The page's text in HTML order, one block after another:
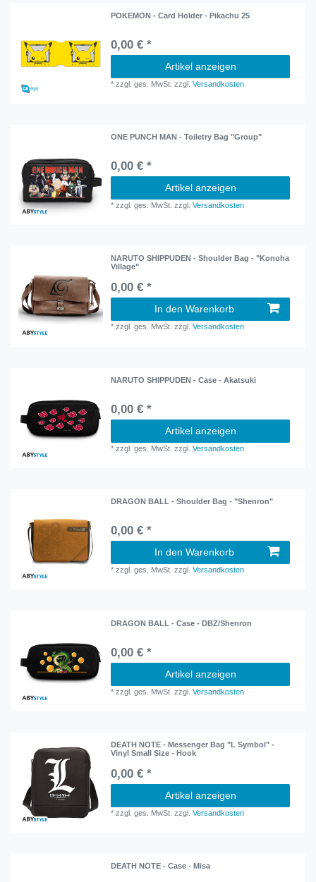
POKEMON - Card Holder - Pikachu 25
0,00 € *
Artikel anzeigen
*zzgl. ges. MwSt. zzgl.Versandkosten
ONE PUNCH MAN - Toiletry Bag "Group"
0,00 € *
Artikel anzeigen
*zzgl. ges. MwSt. zzgl.Versandkosten
NARUTO SHIPPUDEN - Shoulder Bag - "Konoha
Village"
0,00 € *
In den Warenkorb
*zzgl. ges. MwSt. zzgl.Versandkosten
NARUTO SHIPPUDEN - Case - Akatsuki
0,00 € *
Artikel anzeigen
*zzgl. ges. MwSt. zzgl.Versandkosten
DRAGON BALL - Shoulder Bag - "Shenron"
0,00 € *
In den Warenkorb
*zzgl. ges. MwSt. zzgl.Versandkosten
DRAGON BALL - Case - DBZ/Shenron
0,00 € *
Artikel anzeigen
*zzgl. ges. MwSt. zzgl.Versandkosten
DEATH NOTE - Messenger Bag "L Symbol" -
Vinyl Small Size - Hook
0,00 € *
Artikel anzeigen
*zzgl. ges. MwSt. zzgl.Versandkosten
DEATH NOTE - Case - Misa